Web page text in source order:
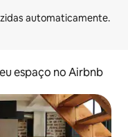
espaço no Airbnb